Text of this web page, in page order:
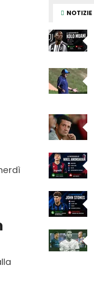
NOTIZIE